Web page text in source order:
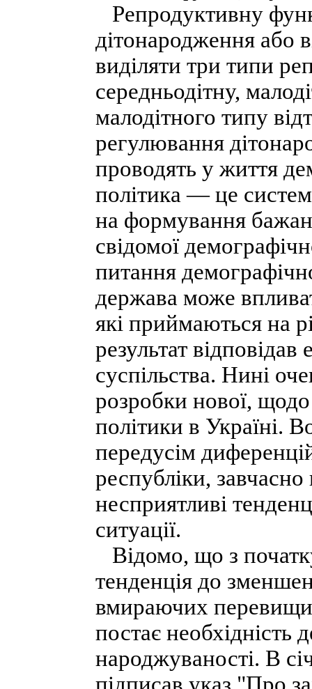
Репродуктивну
дітонародження або
виділяти три типи
середньодітну,
малодітного типу
регулювання
проводять у життя
політика — це
на формування
свідомої
питання
держава може
які приймаються на
результат
суспільства. Нині
розробки нової,
політики в Україні.
передусім
республіки, завчасно
несприятливі
ситуації.
Відомо, що з
тенденція до
вмираючих
постає
народжуваності. В